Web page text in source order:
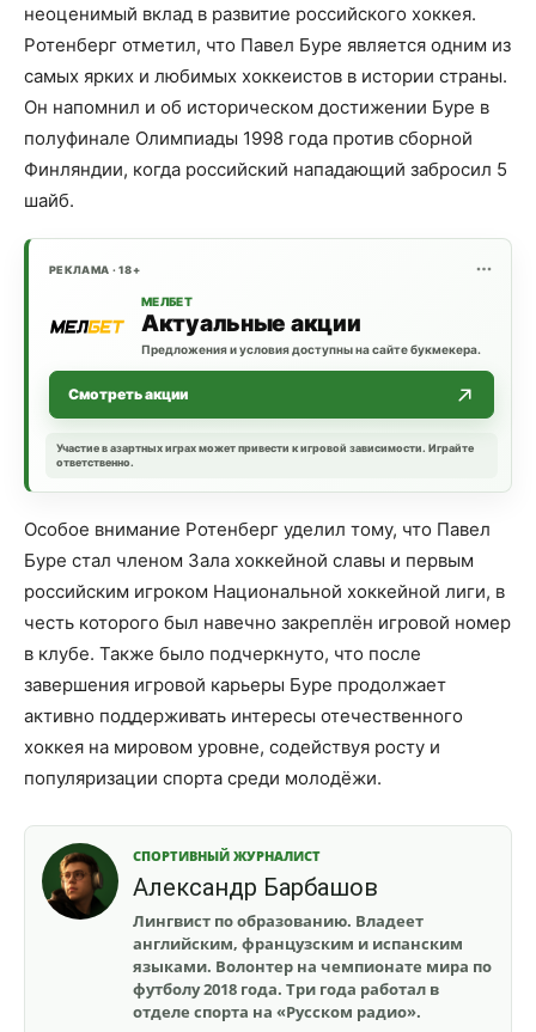
неоценимый вклад в развитие российского хоккея.
Ротенберг отметил, что Павел Буре является одним из
самых ярких и любимых хоккеистов в истории страны.
Он напомнил и об историческом достижении Буре в
полуфинале Олимпиады 1998 года против сборной
Финляндии, когда российский нападающий забросил 5
шайб.
РЕКЛАМА · 18+
МЕЛБЕТ
Актуальные акции
Предложения и условия доступны на сайте букмекера.
Смотреть акции
Участие в азартных играх может привести к игровой зависимости. Играйте
ответственно.
Особое внимание Ротенберг уделил тому, что Павел
Буре стал членом Зала хоккейной славы и первым
российским игроком Национальной хоккейной лиги, в
честь которого был навечно закреплён игровой номер
в клубе. Также было подчеркнуто, что после
завершения игровой карьеры Буре продолжает
активно поддерживать интересы отечественного
хоккея на мировом уровне, содействуя росту и
популяризации спорта среди молодёжи.
СПОРТИВНЫЙ ЖУРНАЛИСТ
Александр Барбашов
Лингвист по образованию. Владеет
английским, французским и испанским
языками. Волонтер на чемпионате мира по
футболу 2018 года. Три года работал в
отделе спорта на «Русском радио».